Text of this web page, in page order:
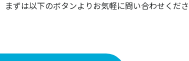
ずは以下のボタンよりお気軽に問い合わせくださ